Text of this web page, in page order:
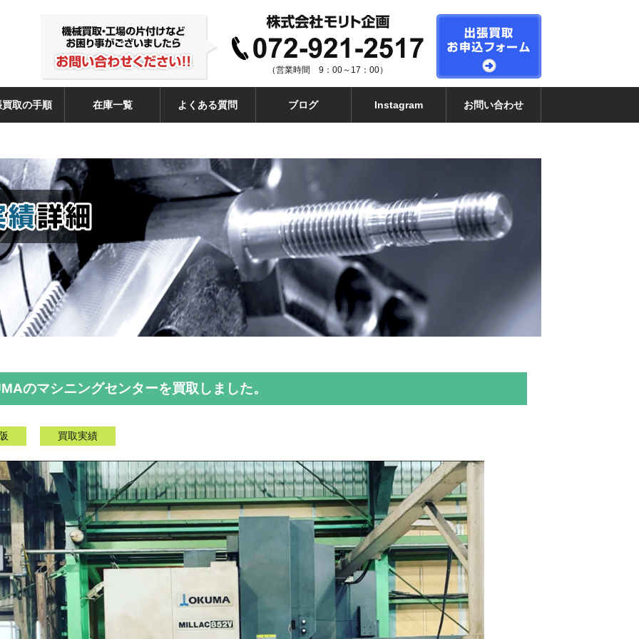
（営業時間 9：00～17：00）
取の手順 在庫一覧 よくある質問 ブログ Instagram お問い合わせ
のマシニングセンターを買取しました。
買取実績